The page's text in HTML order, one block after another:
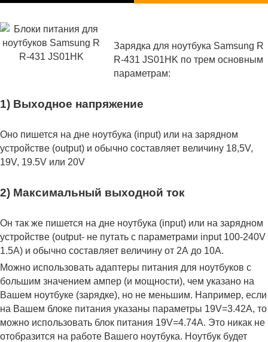
Зарядка для ноутбука Samsung R
R-431 JS01HK по трем основным
параметрам:
1) Выходное напряжение
Оно пишется на дне ноутбука (input) или на зарядном
устройстве (output) и обычно составляет величину 18,5V,
19V, 19.5V или 20V
2) Максимальный выходной ток
Он так же пишется на дне ноутбука (input) или на зарядном
устройстве (output- не путать с параметрами input 100-240V
1.5A) и обычно составляет величину от 2А до 10A.
Можно использовать адаптеры питания для ноутбуков с
большим значением ампер (и мощности), чем указано на
Вашем ноутбуке (зарядке), но не меньшим. Например, если
на Вашем блоке питания указаны параметры 19V=3.42A, то
можно использовать блок питания 19V=4.74A. Это никак не
отобразится на работе Вашего ноутбука. Ноутбук будет